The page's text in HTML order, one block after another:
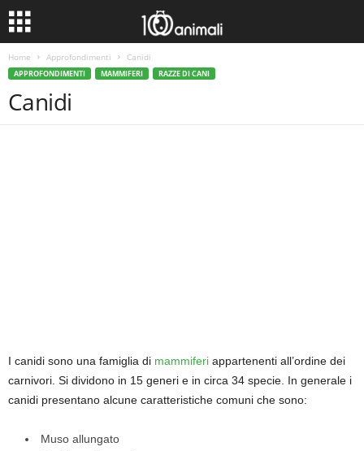
Home Approfondimenti Canidi
APPROFONDIMENTI MAMMIFERI RAZZE DI CANI
Canidi
I canidi sono una famiglia di mammiferi appartenenti all’ordine dei
carnivori. Si dividono in 15 generi e in circa 34 specie. In generale i
canidi presentano alcune caratteristiche comuni che sono:
Muso allungato